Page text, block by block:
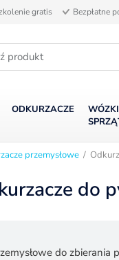
gratis Bezpłatne
ODKURZACZE
przemysłowe /
do
do